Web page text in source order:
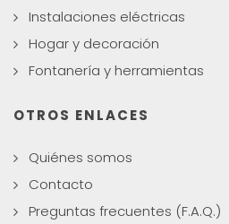
Instalaciones eléctricas
Hogar y decoración
Fontanería y herramientas
OTROS ENLACES
Quiénes somos
Contacto
Preguntas frecuentes (F.A.Q.)